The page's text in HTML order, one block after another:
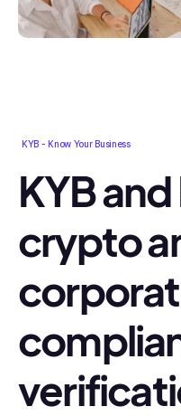
KYB - Know Your Business
KYB and
crypto